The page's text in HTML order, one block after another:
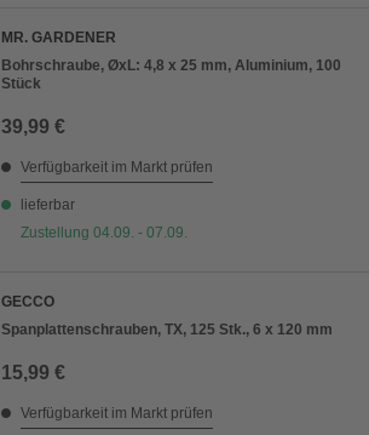
MR. GARDENER
Bohrschraube, ØxL: 4,8 x 25 mm, Aluminium, 100
Stück
39,99 €
Verfügbarkeit im Markt prüfen
lieferbar
Zustellung 04.09. - 07.09.
GECCO
Spanplattenschrauben, TX, 125 Stk., 6 x 120 mm
15,99 €
Verfügbarkeit im Markt prüfen